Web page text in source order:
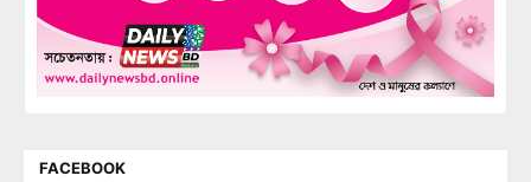
FACEBOOK